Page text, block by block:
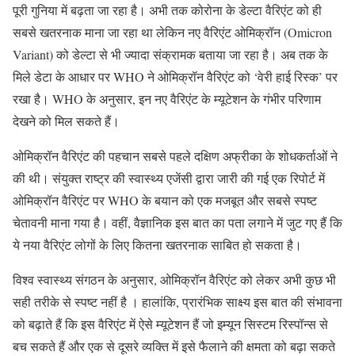
पूरी गुनिया में बढ़ता जा रहा है। अभी तक कोरोना के डेल्टा वैरिएंट को ही
सबसे खतरनाक माना जा रहा था लेकिन नए वैरिएंट ओमिक्रॉन (Omicron
Variant) को डेल्टा से भी ज्यादा संक्रामक बताया जा रहा है। अब तक के
मिले डेटा के आधार पर WHO ने ओमिक्रॉन वैरिएंट को ‘वेरी हाई रिस्क’ पर
रखा है। WHO के अनुसार, इन नए वैरिएंट के म्यूटेशन के गंभीर परिणाम
देखने को मिल सकते हैं।
ओमिक्रॉन वैरिएंट की पहचान सबसे पहले दक्षिण अफ्रीका के शोधकर्ताओं ने
की थी। संयुक्त राष्ट्र की स्वास्थ्य एजेंसी द्वारा जारी की गई एक रिपोर्ट में
ओमिक्रॉन वैरिएंट पर WHO के बयान को एक मजबूत और सबसे स्पष्ट
चेतावनी माना गया है। वहीं, वैज्ञानिक इस बात का पता लगाने में जुट गए हैं कि
ये नया वैरिएंट लोगों के लिए कितना खतरनाक साबित हो सकता है।
विश्व स्वास्थ्य संगठन के अनुसार, ओमिक्रॉन वैरिएंट को लेकर अभी कुछ भी
सही तरीके से स्पष्ट नहीं है । हालांकि, प्रारंभिक साक्ष्य इस बात की संभावना
को बढ़ाते हैं कि इस वैरिएंट में ऐसे म्यूटेशन हैं जो इम्यून सिस्टम रिस्पॉन्स से
बच सकते हैं और एक से दूसरे व्यक्ति में इसे फैलाने की क्षमता को बढ़ा सकते